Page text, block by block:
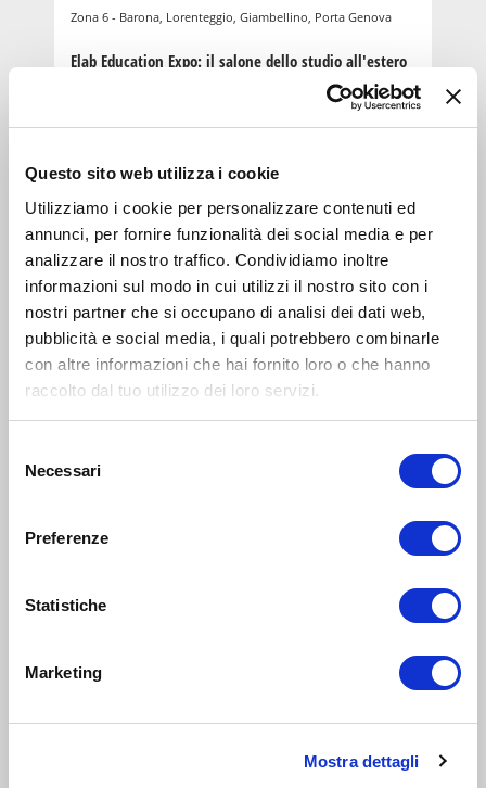
Questo sito web utilizza i cookie
Utilizziamo i cookie per personalizzare contenuti ed
annunci, per fornire funzionalità dei social media e per
analizzare il nostro traffico. Condividiamo inoltre
informazioni sul modo in cui utilizzi il nostro sito con i
nostri partner che si occupano di analisi dei dati web,
pubblicità e social media, i quali potrebbero combinarle
con altre informazioni che hai fornito loro o che hanno
raccolto dal tuo utilizzo dei loro servizi.
delNecessari
Preferenze
Statistiche
Marketing
Mostra dettagli
Zona 6 - Barona, Lorenteggio, Giambellino, Porta Genova
Elab Education Expo: il salone dello studio all'estero
31
MAR 2025 15:00-17:00
Zona 4 - Porta Vittoria, Porta Romana, Forlanini, Monlué,
Rogoredo, Corvetto
Attività per Over60 in Municipio 4: Università della
terza età
LABORATORIO
10
Zona 1 - Centro storico
genitori
e
famiglie
Zona 4 - Porta Vittoria, Porta Romana, Forlanini, Monlué,